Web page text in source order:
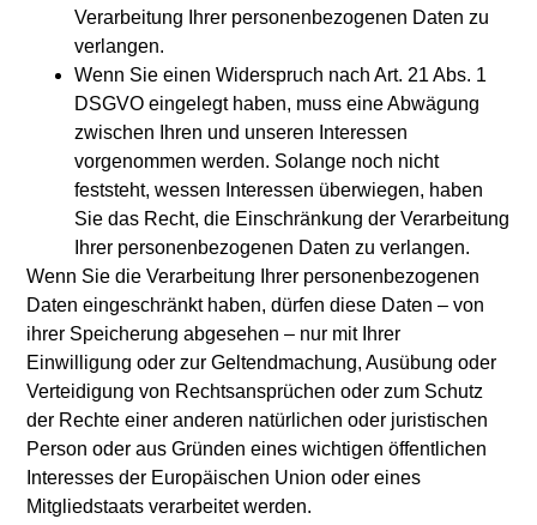
Verarbeitung Ihrer personenbezogenen Daten zu
verlangen.
Wenn Sie einen Widerspruch nach Art. 21 Abs. 1
DSGVO eingelegt haben, muss eine Abwägung
zwischen Ihren und unseren Interessen
vorgenommen werden. Solange noch nicht
feststeht, wessen Interessen überwiegen, haben
Sie das Recht, die Einschränkung der Verarbeitung
Ihrer personenbezogenen Daten zu verlangen.
Wenn Sie die Verarbeitung Ihrer personenbezogenen
Daten eingeschränkt haben, dürfen diese Daten – von
ihrer Speicherung abgesehen – nur mit Ihrer
Einwilligung oder zur Geltendmachung, Ausübung oder
Verteidigung von Rechtsansprüchen oder zum Schutz
der Rechte einer anderen natürlichen oder juristischen
Person oder aus Gründen eines wichtigen öffentlichen
Interesses der Europäischen Union oder eines
Mitgliedstaats verarbeitet werden.